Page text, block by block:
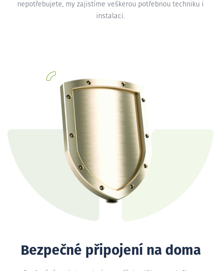
nepotřebujete, my zajistíme veškerou potřebnou techniku i
instalaci.
Bezpečné připojení na doma